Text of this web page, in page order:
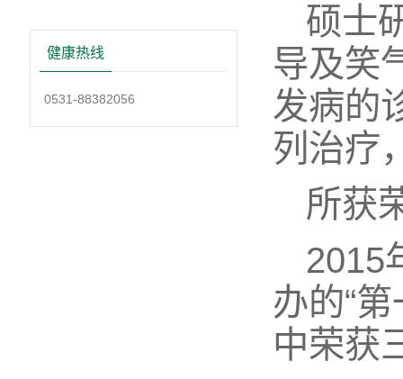
健康热线
0531-88382056
硕士
导及笑
发病的
列治疗
所获
2015
办的“
中荣获